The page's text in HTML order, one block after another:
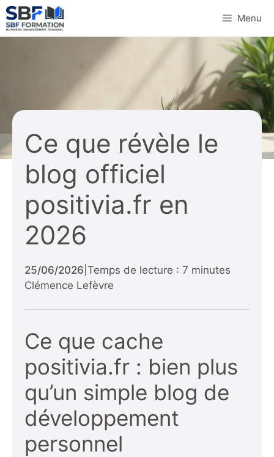
Aller
au
contenu
Menu
Ce que révèle le
blog officiel
positivia.fr en
2026
25/06/2026 Temps de lecture : 7 minutes
Clémence Lefèvre
Ce que cache
positivia.fr : bien plus
qu’un simple blog de
développement
personnel